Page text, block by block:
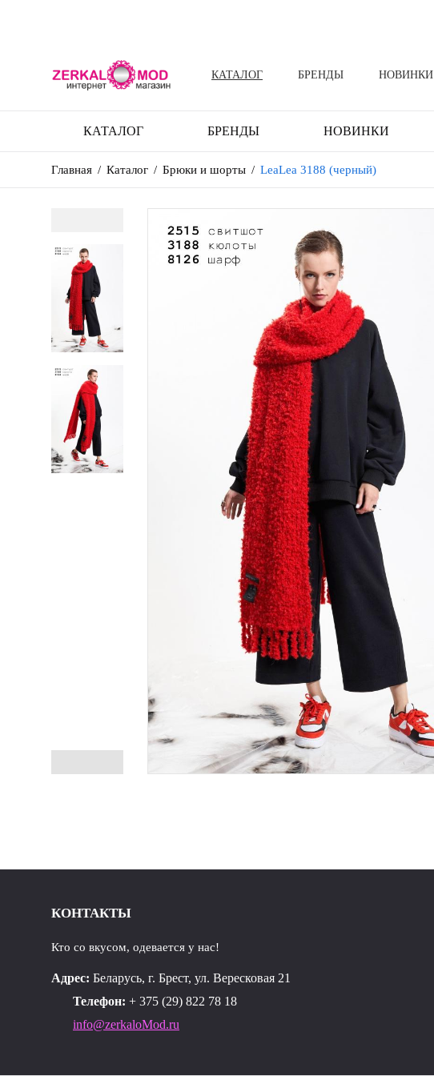
КАТАЛОГ БРЕНДЫ НОВИНКИ
КАТАЛОГ БРЕНДЫ НОВИНКИ
Главная / Каталог / Брюки и шорты / LeaLea 3188 (черный)
КОНТАКТЫ
Кто со вкусом, одевается у нас!
Адрес: Беларусь, г. Брест, ул. Вересковая 21
Телефон: + 375 (29) 822 78 18
info@zerkaloMod.ru